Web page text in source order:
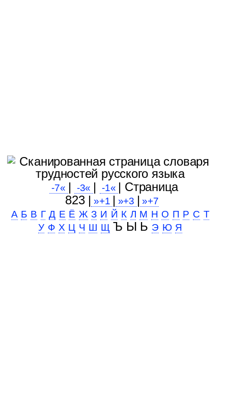
-7« | -3« | -1« | Cтраница
823 | »+1 | »+3 | »+7
А Б В Г Д Е Ё Ж З И Й К Л М Н О П Р С Т
У Ф Х Ц Ч Ш Щ Ъ Ы Ь Э Ю Я